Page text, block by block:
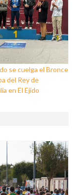
se cuelga el Bronce
del Rey de
en El Ejido